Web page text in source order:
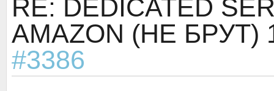
RE: DEDICATED
AMAZON (НЕ БРУТ)
#3386